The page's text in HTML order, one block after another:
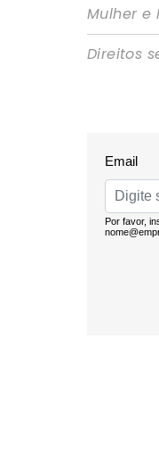
Mulher e
Direitos